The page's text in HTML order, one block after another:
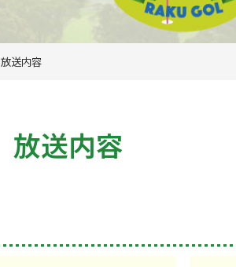
放送内容
放送内容